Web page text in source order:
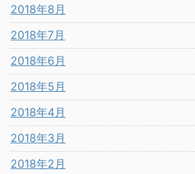
2018年8月
2018年7月
2018年6月
2018年5月
2018年4月
2018年3月
2018年2月